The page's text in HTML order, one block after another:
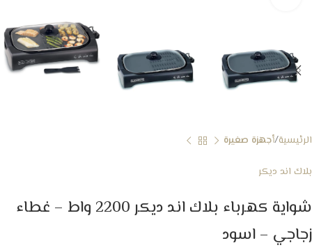
الرئيسية أجهزة صغيرة
بلاك اند ديكر
شواية كهرباء بلاك اند ديكر 2200 واط – غطاء
زجاجي – اسود